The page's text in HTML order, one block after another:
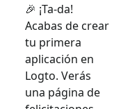
🎉 ¡Ta-da!
Acabas de crear
tu primera
aplicación en
Logto. Verás
una página de